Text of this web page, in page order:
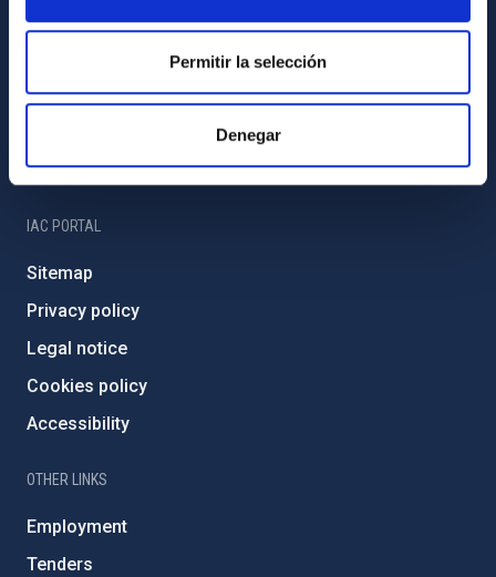
Permitir la selección
Denegar
Forever IAC
External funding
Severo Ochoa Programme
IAC Friends
IAC PORTAL
Sitemap
Privacy policy
Legal notice
Cookies policy
Accessibility
OTHER LINKS
Employment
Tenders